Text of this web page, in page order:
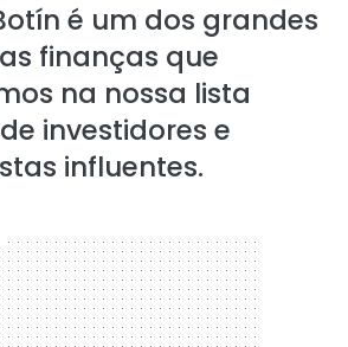
é um dos grandes
finanças que
na nossa lista
investidores e
influentes.